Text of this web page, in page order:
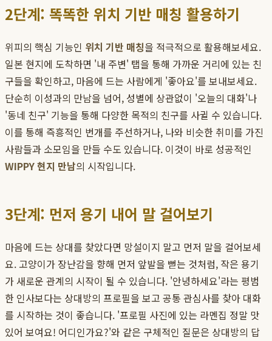
2단계: 똑똑한 위치 기반 매칭 활용하기
위피의 핵심 기능인 위치 기반 매칭을 적극적으로 활용해보세요.
일본 현지에 도착하면 '내 주변' 탭을 통해 가까운 거리에 있는 친
구들을 확인하고, 마음에 드는 사람에게 '좋아요'를 보내보세요.
단순히 이성과의 만남을 넘어, 성별에 상관없이 '오늘의 대화'나
'동네 친구' 기능을 통해 다양한 목적의 친구를 사귈 수 있습니다.
이를 통해 즉흥적인 번개를 주선하거나, 나와 비슷한 취미를 가진
사람들과 소모임을 만들 수도 있습니다. 이것이 바로 성공적인
WIPPY 현지 만남의 시작입니다.
3단계: 먼저 용기 내어 말 걸어보기
마음에 드는 상대를 찾았다면 망설이지 말고 먼저 말을 걸어보세
요. 고양이가 장난감을 향해 먼저 앞발을 뻗는 것처럼, 작은 용기
가 새로운 관계의 시작이 될 수 있습니다. '안녕하세요'라는 평범
한 인사보다는 상대방의 프로필을 보고 공통 관심사를 찾아 대화
를 시작하는 것이 좋습니다. '프로필 사진에 있는 라멘집 정말 맛
있어 보여요! 어디인가요?'와 같은 구체적인 질문은 상대방의 답